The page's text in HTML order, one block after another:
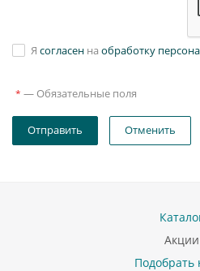
Я согласен на обработку
* — Обязательные поля
Отправить Отменить
Акции
Подобрать